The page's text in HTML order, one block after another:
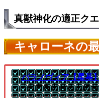
真獣神化の適正ク
キャローネの
パラノヴィア【星墓
└火力を出せる上に